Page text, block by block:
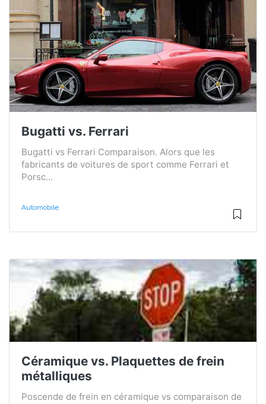
Bugatti vs. Ferrari
Bugatti vs Ferrari Comparaison. Alors que les
fabricants de voitures de sport comme Ferrari et
Porsc...
Automobile
Céramique vs. Plaquettes de frein
métalliques
Poscende de frein en céramique vs comparaison de